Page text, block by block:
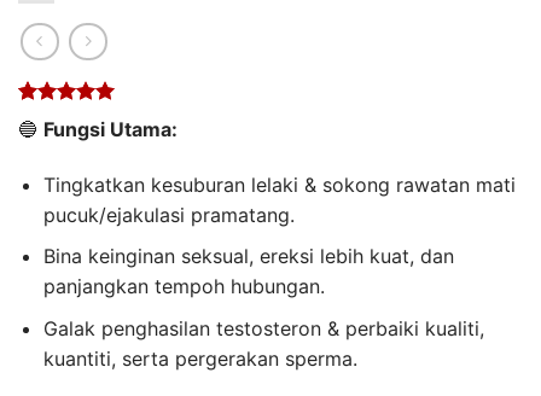
Rated
out of 5
1
customer
rating
🔵 Fungsi Utama:
Tingkatkan kesuburan lelaki & sokong rawatan mati
pucuk/ejakulasi pramatang.
Bina keinginan seksual, ereksi lebih kuat, dan
panjangkan tempoh hubungan.
Galak penghasilan testosteron & perbaiki kualiti,
kuantiti, serta pergerakan sperma.